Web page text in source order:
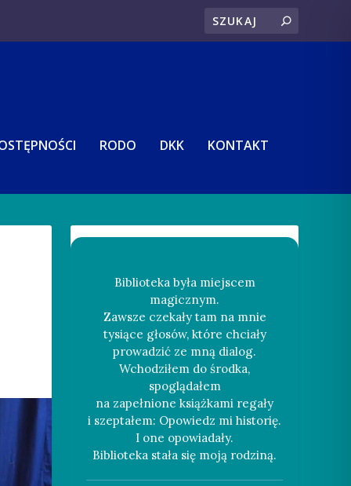
RODO DKK KONTAKT
Biblioteka była miejscem
magicznym.
Zawsze czekały tam na mnie
tysiące głosów, które chciały
prowadzić ze mną dialog.
Wchodziłem do środka,
spoglądałem
na zapełnione książkami regały
i szeptałem: Opowiedz mi historię.
I one opowiadały.